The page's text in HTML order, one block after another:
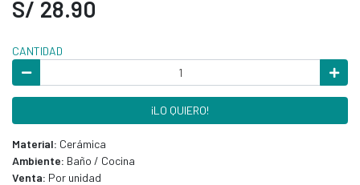
S/ 28.90
CANTIDAD
¡LO QUIERO!
Material: Cerámica
Ambiente: Baño / Cocina
Venta: Por unidad